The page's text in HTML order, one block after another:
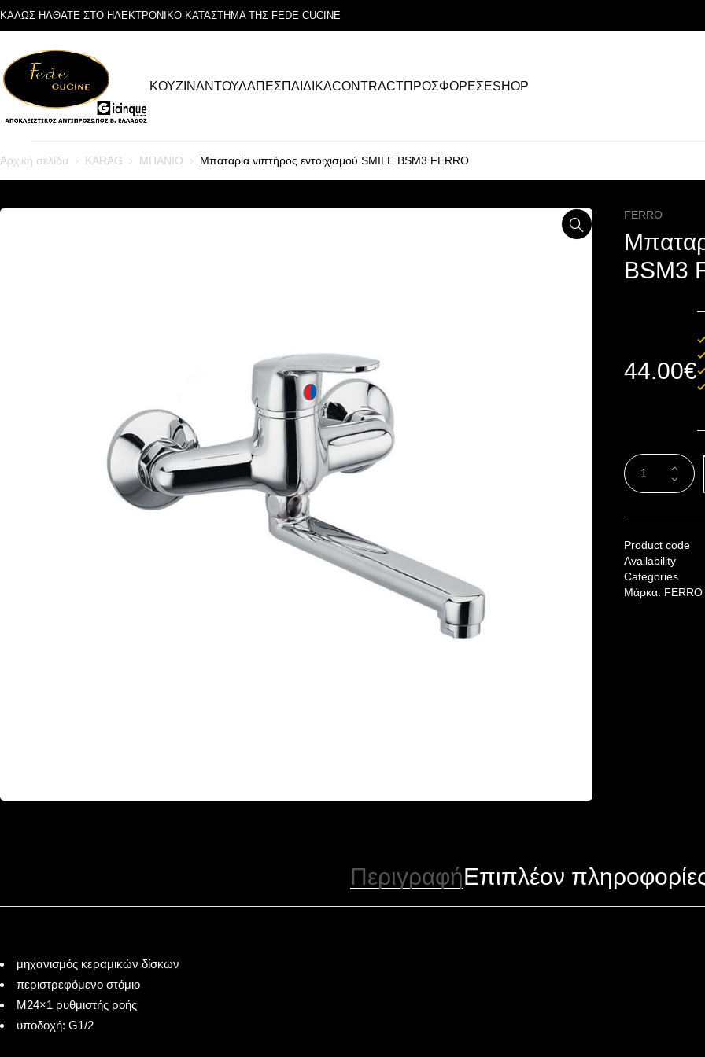
ΚΑΛΩΣ ΗΛΘΑΤΕ ΣΤΟ ΗΛΕΚΤΡΟΝΙΚΟ ΚΑΤΑΣΤΗΜΑ ΤΗΣ FEDE CUCINE
ΚΟΥΖΙΝΑΝΤΟΥΛΑΠΕΣΠΑΙΔΙΚΑCONTRACTΠΡΟΣΦΟΡΕΣESHOP
Αρχική σελίδα KARAG ΜΠΑΝΙΟ Μπαταρία νιπτήρος εντοιχισμού SMILE BSM3 FERRO
FERRO
BSM3
44.00€
Product code
Availability
Categories
Μάρκα: FERRO
ΠεριγραφήΕπιπλέον
μηχανισμός κεραμικών δίσκων
περιστρεφόμενο στόμιο
M24×1 ρυθμιστής ροής
υποδοχή: G1/2